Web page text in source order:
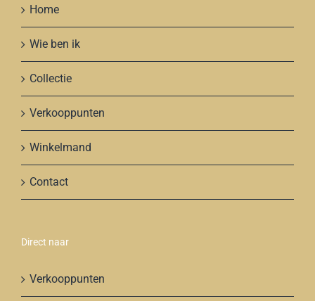
Home
Wie ben ik
Collectie
Verkooppunten
Winkelmand
Contact
Direct naar
Verkooppunten